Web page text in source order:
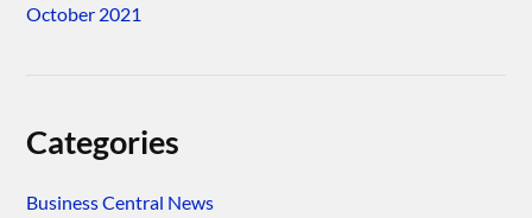
October 2021
Categories
Business Central News